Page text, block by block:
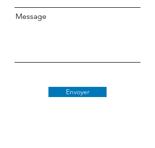
Message
Envoyer